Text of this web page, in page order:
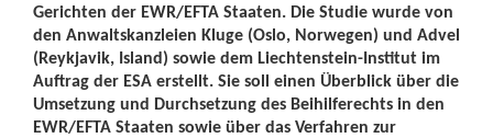
Gerichten der EWR/EFTA Staaten. Die Studie wurde von
den Anwaltskanzleien Kluge (Oslo, Norwegen) und Advel
(Reykjavik, Island) sowie dem Liechtenstein-Institut im
Auftrag der ESA erstellt. Sie soll einen Überblick über die
Umsetzung und Durchsetzung des Beihilferechts in den
EWR/EFTA Staaten sowie über das Verfahren zur